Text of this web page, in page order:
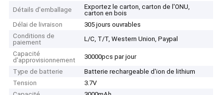
Détails d'emballage
Exportez le carton, carton de l'ONU,
carton en bois
Délai de livraison
305 jours ouvrables
Conditions de
paiement
L/C, T/T, Western Union, Paypal
Capacité
d'approvisionnement
30000pcs par jour
Type de batterie
Batterie rechargeable d'ion de lithium
Tension
3.7V